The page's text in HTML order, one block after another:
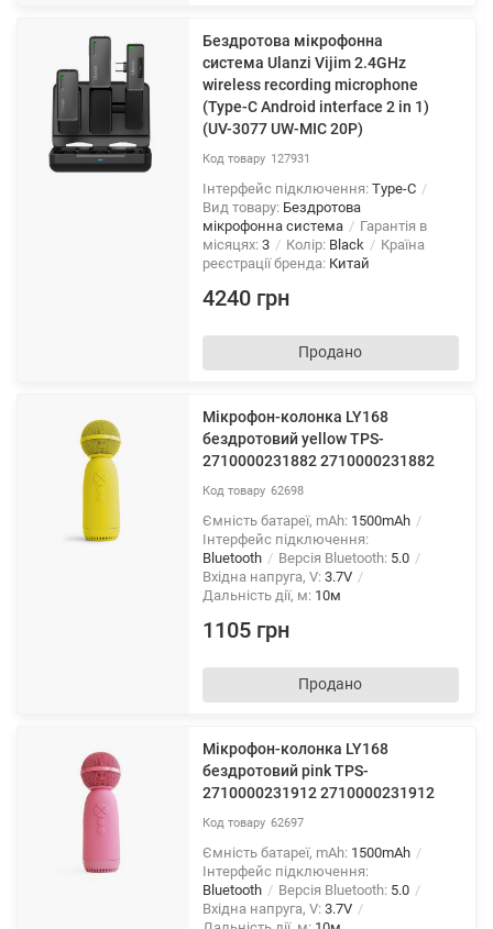
Бездротова мікрофонна
система Ulanzi Vijim 2.4GHz
wireless recording microphone
(Type-C Android interface 2 in 1)
(UV-3077 UW-MIC 20P)
127931
Інтерфейс підключення: Type-C
Вид товару: Бездротова
мікрофонна система
Гарантія в
місяцях: 3 Колір: Black
Країна
реєстрації бренда: Китай
4240 грн
Продано
Мікрофон-колонка LY168
бездротовий yellow TPS-
2710000231882 2710000231882
62698
Ємність батареї, mAh: 1500mAh
Інтерфейс підключення:
Bluetooth
Версія Bluetooth: 5.0
Вхідна напруга, V: 3.7V
Дальність дії, м: 10м
1105 грн
Продано
Мікрофон-колонка LY168
бездротовий pink TPS-
2710000231912 2710000231912
62697
Ємність батареї, mAh: 1500mAh
Інтерфейс підключення:
Bluetooth
Версія Bluetooth: 5.0
Вхідна напруга, V: 3.7V